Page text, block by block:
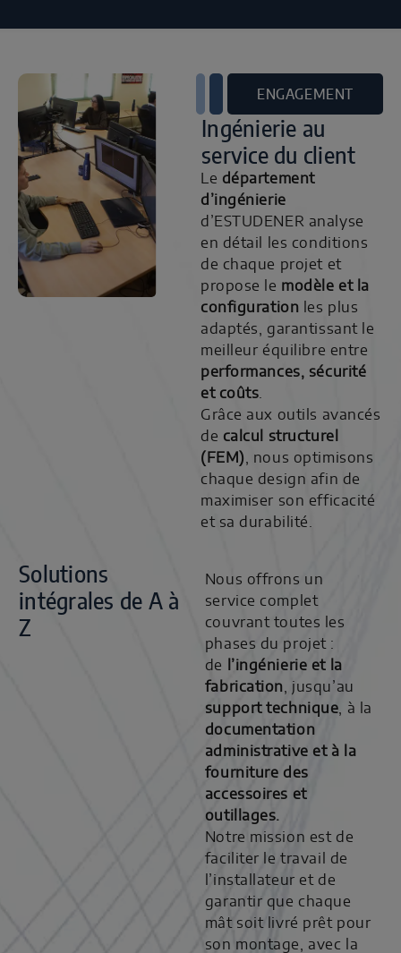
ENGAGEMENT
Ingénierie au
service du client
Le département
d’ingénierie
d’ESTUDENER analyse
en détail les conditions
de chaque projet et
propose le modèle et la
configuration les plus
adaptés, garantissant le
meilleur équilibre entre
performances, sécurité
et coûts
Grâce aux outils avancés
de calcul structurel
(FEM)
, nous optimisons
chaque design afin de
maximiser son efficacité
et sa durabilité.
Solutions
intégrales de A à
Z
Nous offrons un
service complet
couvrant toutes les
phases du projet :
de
l’ingénierie et la
fabrication , jusqu’au
support technique , à la
documentation
administrative et à la
fourniture des
accessoires et
outillages.
Notre mission est de
faciliter le travail de
l’installateur et de
garantir que chaque
mât soit livré prêt pour
son montage, avec la